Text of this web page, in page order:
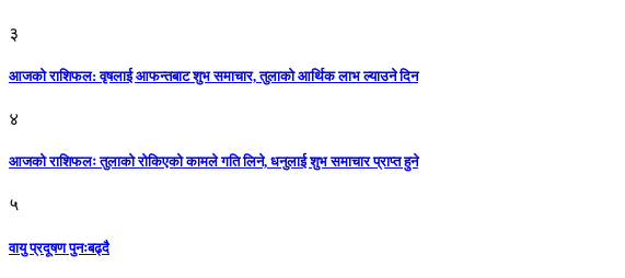
३
आजकाे राशिफल: वृषलाई आफन्तबाट शुभ समाचार, तुलाकाे आर्थिक लाभ ल्याउने दिन
४
आजको राशिफलः तुलाकाे रोकिएको कामले गति लिने, धनुलाई शुभ समाचार प्राप्त हुने
५
वायु प्रदूषण पुनःबढ्दै